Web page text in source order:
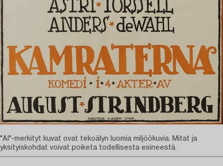
"AI"-merkityt kuvat ovat tekoälyn luomia miljöökuvia. Mitat ja
yksityiskohdat voivat poiketa todellisesta esineestä.